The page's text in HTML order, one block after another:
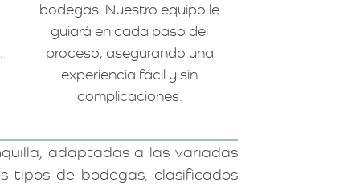
bodegas. Nuestro equipo le
guiará en cada paso del
proceso, asegurando una
experiencia fácil y sin
complicaciones.
adaptadas a las variadas
tipos de bodegas, clasificados